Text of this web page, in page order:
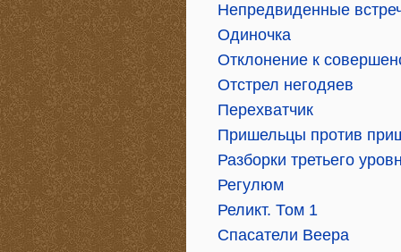
Непредвиденные
Одиночка
Отклонение к
Отстрел негодяев
Перехватчик
Пришельцы против
Разборки третьего
Регулюм
Реликт. Том 1
Спасатели Веера